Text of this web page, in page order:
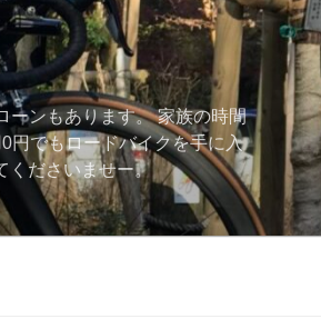
ーンもあります。 家族の時間
円でもロードバイクを手に入
くださいませー。